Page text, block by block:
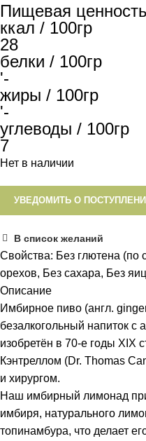
Пищевая ценность
ккал / 100гр
28
белки / 100гр
'-
жиры / 100гр
'-
углеводы / 100гр
7
Нет в наличии
УВЕДОМИТЬ О
В список желаний
Свойства: Без глютена (по
орехов, Без сахара, Без яиц
Описание
Имбирное пиво (англ.
безалкогольный напиток
изобретён в 70-е годы XIX
Кэнтреллом (Dr. Thomas
и хирургом.
Наш имбирный лимонад
имбиря, натурального
топинамбура, что делает